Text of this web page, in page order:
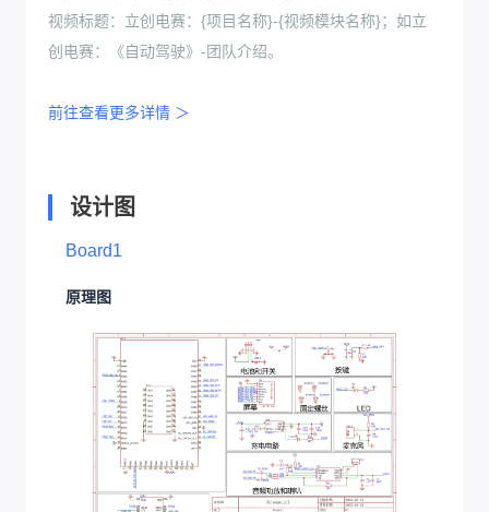
视频标题：立创电赛：{项目名称}-{视频模块名称}；如立
创电赛：《自动驾驶》-团队介绍。
前往查看更多详情 ＞
设计图
Board1
原理图